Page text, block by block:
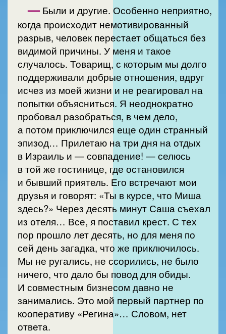
— Были и другие. Особенно неприятно,
когда происходит немотивированный
разрыв, человек перестает общаться без
видимой причины. У меня и такое
случалось. Товарищ, с которым мы долго
поддерживали добрые отношения, вдруг
исчез из моей жизни и не реагировал на
попытки объясниться. Я неоднократно
пробовал разобраться, в чем дело,
а потом приключился еще один странный
эпизод… Прилетаю на три дня на отдых
в Израиль и — совпадение! — селюсь
в той же гостинице, где остановился
и бывший приятель. Его встречают мои
друзья и говорят: «Ты в курсе, что Миша
здесь?» Через десять минут Саша съехал
из отеля… Все, я поставил крест. С тех
пор прошло лет десять, но для меня по
сей день загадка, что же приключилось.
Мы не ругались, не ссорились, не было
ничего, что дало бы повод для обиды.
И совместным бизнесом давно не
занимались. Это мой первый партнер по
кооперативу «Регина»… Словом, нет
ответа.